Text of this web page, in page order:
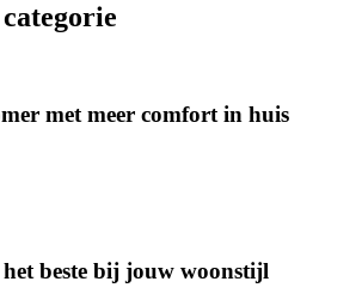
met meer comfort in huis
beste bij jouw woonstijl